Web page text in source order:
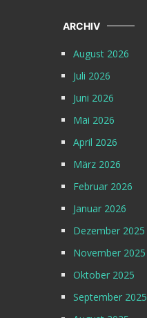
ARCHIV
August 2026
Juli 2026
Juni 2026
Mai 2026
April 2026
März 2026
Februar 2026
Januar 2026
Dezember 2025
November 2025
Oktober 2025
September 2025